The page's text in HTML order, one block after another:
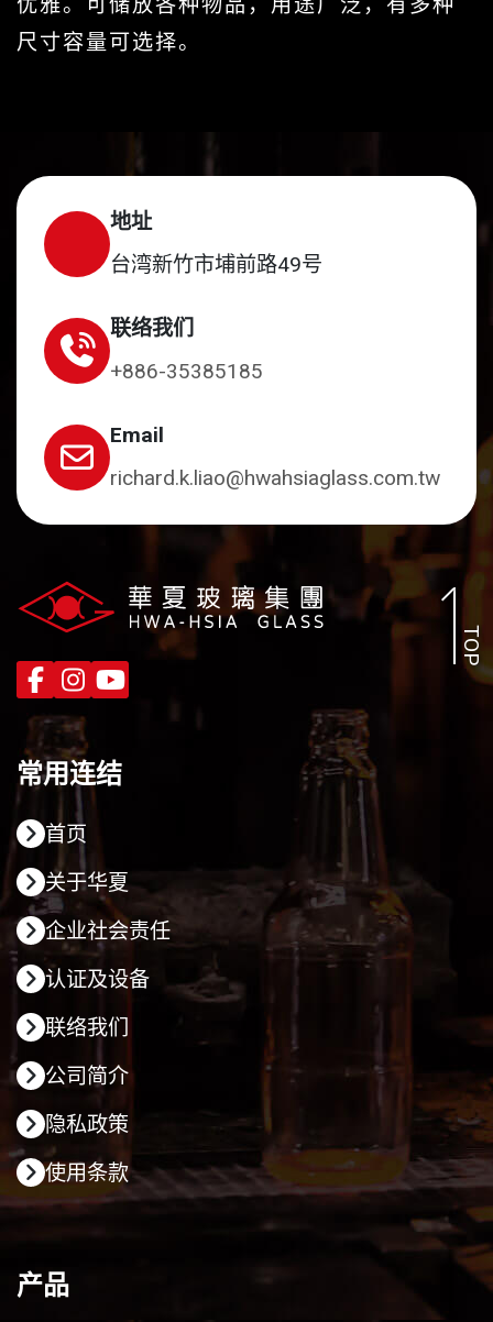
尺寸容量可选择。
TOP
地址
台湾新竹市埔前路49号
联络我们
+886-35385185
Email
richard.k.liao@hwahsiaglass.com.tw
常用连结
首页
关于华夏
企业社会责任
认证及设备
联络我们
公司简介
隐私政策
使用条款
产品